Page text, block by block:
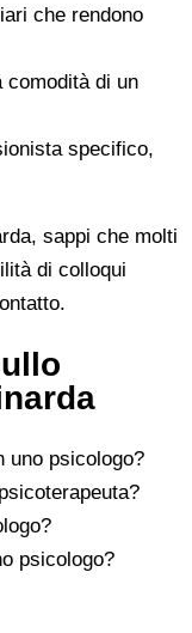
che rendono
comodità di un
specifico,
sappi che molti
di colloqui
uno psicologo?
psicologo?